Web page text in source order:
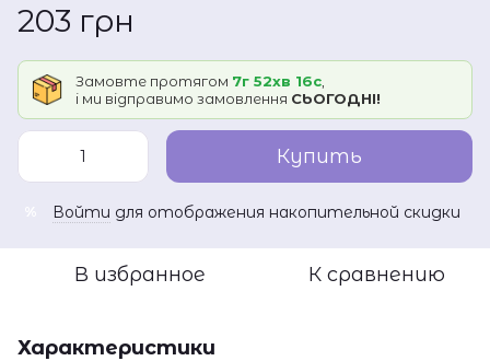
203 грн
Замовте протягом 7г 52хв 16с
і ми відправимо замовлення СЬОГОДНІ!
Купить
Войти для отображения накопительной скидки
В избранное К сравнению
Характеристики